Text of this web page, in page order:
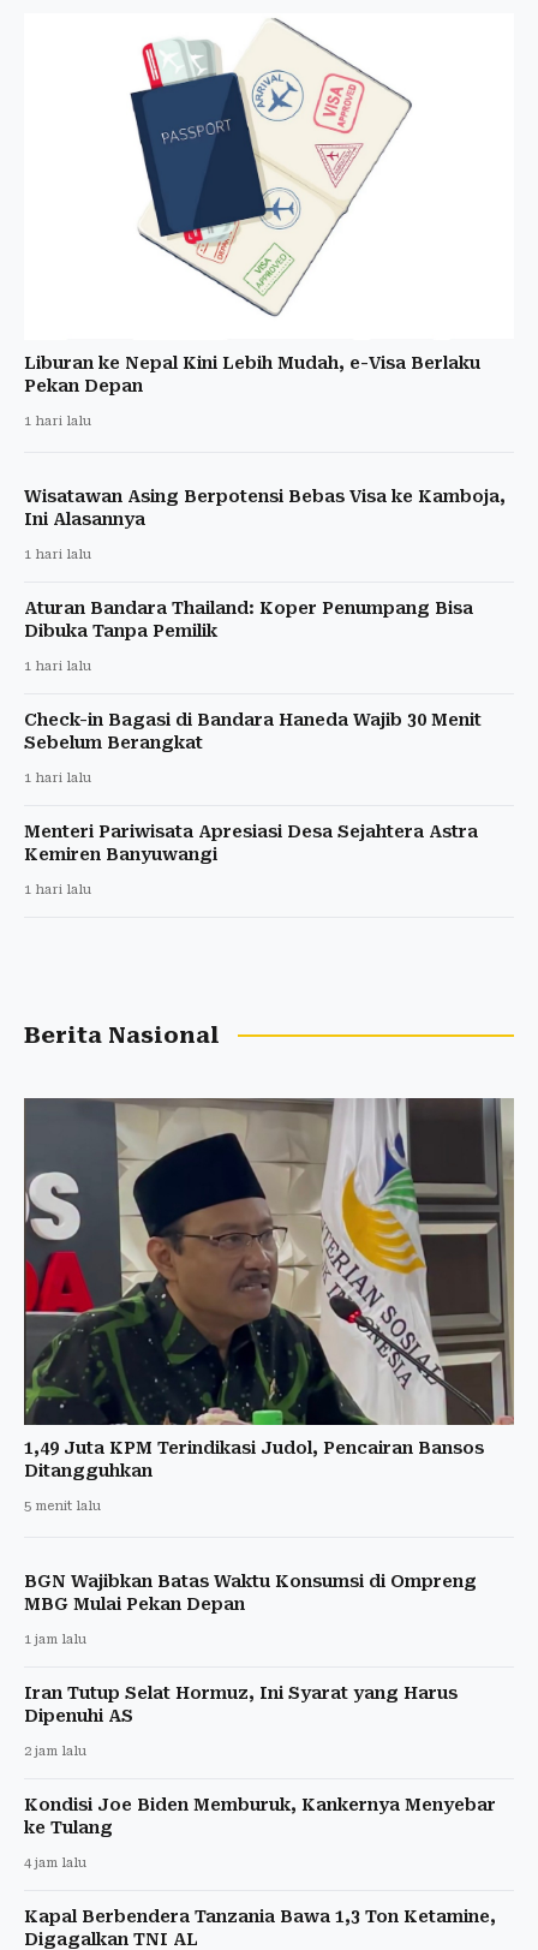
Liburan ke Nepal Kini Lebih Mudah, e-Visa Berlaku
Pekan Depan
1 hari lalu
Wisatawan Asing Berpotensi Bebas Visa ke Kamboja,
Ini Alasannya
1 hari lalu
Aturan Bandara Thailand: Koper Penumpang Bisa
Dibuka Tanpa Pemilik
1 hari lalu
Check-in Bagasi di Bandara Haneda Wajib 30 Menit
Sebelum Berangkat
1 hari lalu
Menteri Pariwisata Apresiasi Desa Sejahtera Astra
Kemiren Banyuwangi
1 hari lalu
Berita Nasional
1,49 Juta KPM Terindikasi Judol, Pencairan Bansos
Ditangguhkan
5 menit lalu
BGN Wajibkan Batas Waktu Konsumsi di Ompreng
MBG Mulai Pekan Depan
1 jam lalu
Iran Tutup Selat Hormuz, Ini Syarat yang Harus
Dipenuhi AS
2 jam lalu
Kondisi Joe Biden Memburuk, Kankernya Menyebar
ke Tulang
4 jam lalu
Kapal Berbendera Tanzania Bawa 1,3 Ton Ketamine,
Digagalkan TNI AL